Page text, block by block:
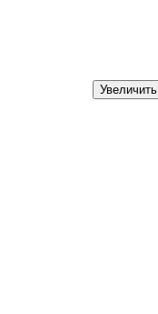
Увеличить